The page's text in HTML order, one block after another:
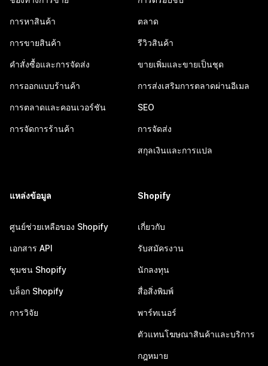
การหาสินค้า
การขายสินค้า
คำสั่งซื้อและการจัดส่ง
การออกแบบร้านค้า
การตลาดและคอนเวอร์ชัน
การจัดการร้านค้า
ตลาด
รีวิวสินค้า
ขายเพิ่มและขายเป็นชุด
การส่งเสริมการตลาดผ่านอีเมล
SEO
การจัดส่ง
สกุลเงินและการแปล
แหล่งข้อมูล
ศูนย์ช่วยเหลือของ Shopify
เอกสาร API
ชุมชน Shopify
บล็อก Shopify
การวิจัย
Shopify
เกี่ยวกับ
รับสมัครงาน
นักลงทุน
สื่อสิ่งพิมพ์
พาร์ทเนอร์
ตัวแทนโฆษณาสินค้าและบริการ
กฎหมาย